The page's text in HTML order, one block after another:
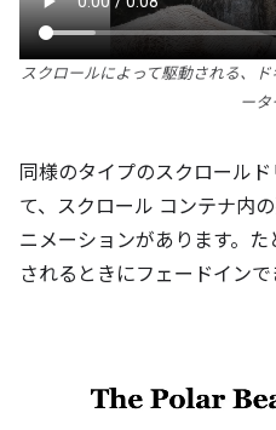
スクロールによって駆動される、
ータ
同様のタイプのスクロール
て、スクロール コンテナ内
ニメーションがあります。
されるときにフェードインで